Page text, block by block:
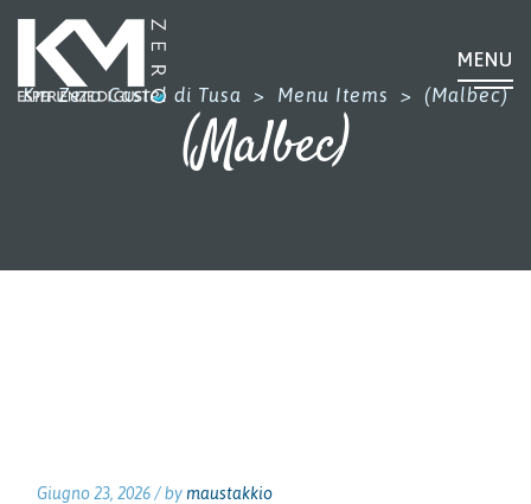
MENU
Km Zero Castel di Tusa
> Menu Items > (Malbec)
(Malbec)
Giugno 23, 2026 /by maustakkio